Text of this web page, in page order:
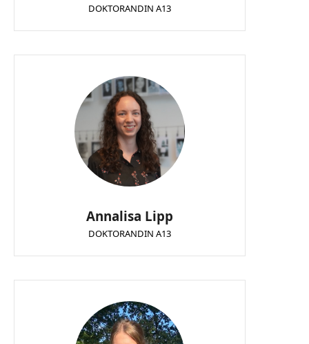
DOKTORANDIN A13
Annalisa Lipp
DOKTORANDIN A13